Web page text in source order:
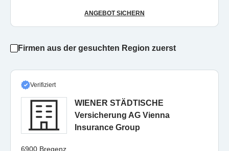
ANGEBOT SICHERN
Firmen aus der gesuchten Region zuerst
Verifiziert
WIENER STÄDTISCHE
Versicherung AG Vienna
Insurance Group
6900 Bregenz